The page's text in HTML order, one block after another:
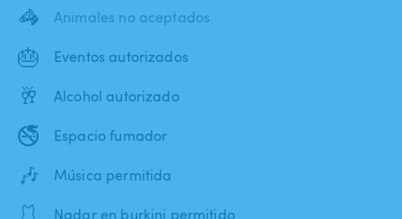
🦓 Animales no aceptados
🎂 Eventos autorizados
🥂 Alcohol autorizado
🚭 Espacio fumador
🎶 Música permitida
Nadar en burkini permitido